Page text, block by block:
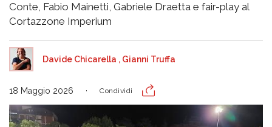
Conte, Fabio Mainetti, Gabriele Draetta e fair-play al
Cortazzone Imperium
Davide Chicarella , Gianni Truffa
18 Maggio 2026 Condividi